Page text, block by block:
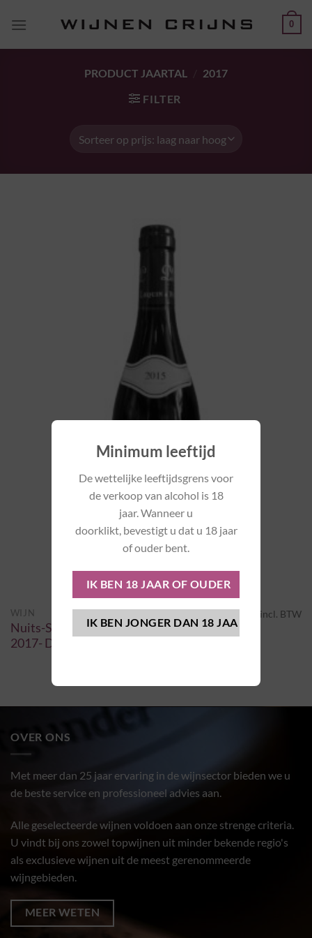
naar
0
PRODUCT JAARTAL
2017
FILTER
WIJN
Nuits-Saint-Georges “Les Brûlées”
2017- Domaine Louis Lequin
€52,65 incl. BTW
OVER ONS
Met meer dan 25 jaar ervaring in de wijnsector bieden we u
de beste service en professioneel advies aan.
Alle geselecteerde wijnen voldoen aan onze strenge criteria.
U vindt bij ons zowel topwijnen uit minder bekende regio's
als exclusieve wijnen uit de meest gerenommeerde
wijngebieden.
MEER WETEN
Minimum leeftijd
De wettelijke leeftijdsgrens voor
de verkoop van alcohol is 18
jaar. Wanneer u
doorklikt, bevestigt u dat u 18 jaar
of ouder bent.